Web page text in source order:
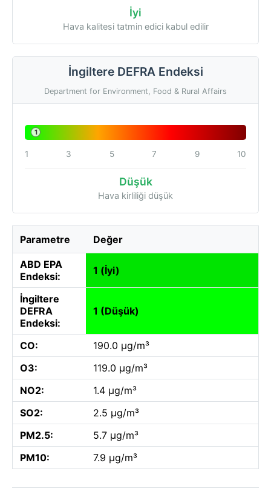
İyi
Hava kalitesi tatmin edici kabul edilir
İngiltere DEFRA Endeksi
Department for Environment, Food & Rural Affairs
1
1 3 5 7 9 10
Düşük
Hava kirliliği düşük
Parametre Değer
ABD EPA
Endeksi:
1 (İyi)
İngiltere
DEFRA
Endeksi:
1 (Düşük)
CO:
190.0 µg/m³
O3:
119.0 µg/m³
NO2:
1.4 µg/m³
SO2:
2.5 µg/m³
PM2.5:
5.7 µg/m³
PM10:
7.9 µg/m³